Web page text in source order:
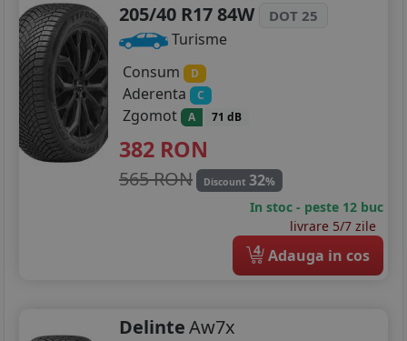
205/40 R17 84W
DOT 25
Turisme
Consum
D
Aderenta C
Zgomot A 71 dB
382 RON
565 RON Discount 32%
In stoc - peste 12 buc
livrare 5/7 zile
4 Adauga in cos
DelinteAw7x